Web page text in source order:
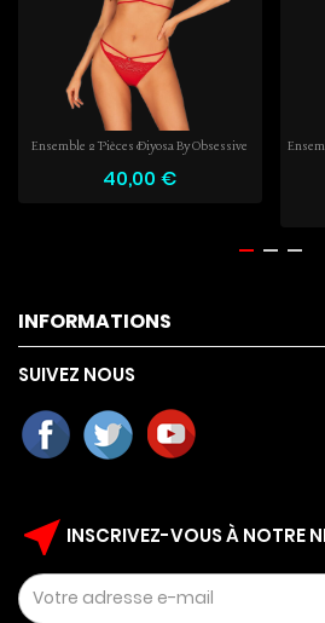
Ensemble 2 Pièces Diyosa By Obsessive
40,00 €
INFORMATIONS
SUIVEZ NOUS
near_me INSCRIVEZ-VOUS À NOTRE